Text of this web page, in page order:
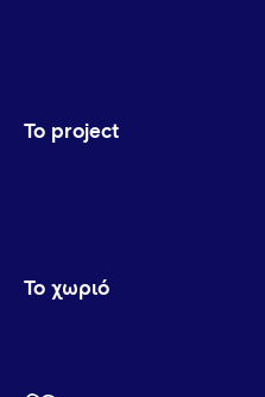
Το project
Το χωριό